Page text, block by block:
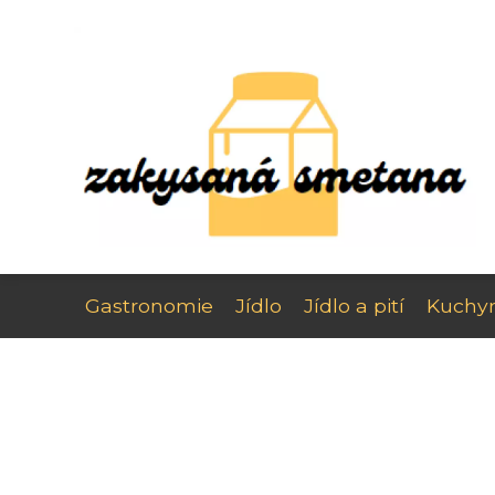
Gastronomie Jídlo Jídlo a pití